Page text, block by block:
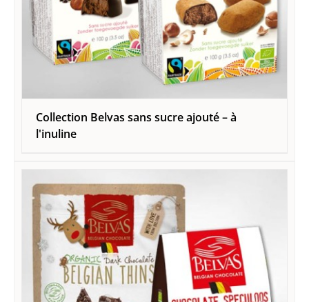
Collection Belvas sans sucre ajouté – à
l'inuline